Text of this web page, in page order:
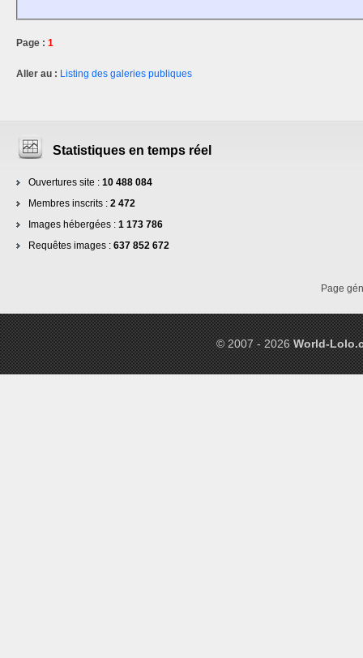
Page : 1
Aller au : Listing des galeries publiques
Statistiques en temps réel
Ouvertures site : 10 488 084
Membres inscrits : 2 472
Images hébergées : 1 173 786
Requêtes images : 637 852 672
Page
© 2007 - 2026World-